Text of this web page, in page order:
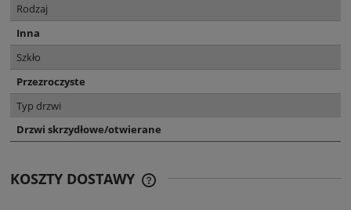
Rodzaj
Inna
Szkło
Przezroczyste
Typ drzwi
Drzwi skrzydłowe/otwierane
KOSZTY DOSTAWY